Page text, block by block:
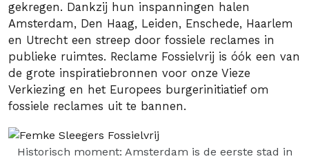
gekregen. Dankzij hun inspanningen halen
Amsterdam, Den Haag, Leiden, Enschede, Haarlem
en Utrecht een streep door fossiele reclames in
publieke ruimtes. Reclame Fossielvrij is óók een van
de grote inspiratiebronnen voor onze Vieze
Verkiezing en het Europees burgerinitiatief om
fossiele reclames uit te bannen.
Historisch moment: Amsterdam is de eerste stad in